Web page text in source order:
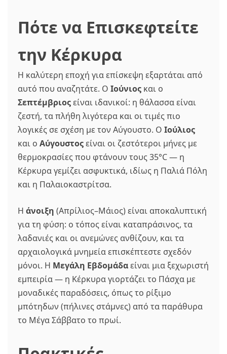
Πότε να Επισκεφτείτε
την Κέρκυρα
Η καλύτερη εποχή για επίσκεψη εξαρτάται από
αυτό που αναζητάτε. Ο Ιούνιος και ο
Σεπτέμβριοςείναι ιδανικοί: η θάλασσα είναι
ζεστή, τα πλήθη λιγότερα και οι τιμές πιο
λογικές σε σχέση με τον Αύγουστο. Ο Ιούλιος
και ο Αύγουστοςείναι οι ζεστότεροι μήνες με
θερμοκρασίες που φτάνουν τους 35°C — η
Κέρκυρα γεμίζει ασφυκτικά, ιδίως η Παλιά Πόλη
και η Παλαιοκαστρίτσα.
Η άνοιξη (Απρίλιος–Μάιος) είναι αποκαλυπτική
για τη φύση: ο τόπος είναι καταπράσινος, τα
λαδανιές και οι ανεμώνες ανθίζουν, και τα
αρχαιολογικά μνημεία επισκέπτεστε σχεδόν
μόνοι. Η Μεγάλη Εβδομάδαείναι μια ξεχωριστή
εμπειρία — η Κέρκυρα γιορτάζει το Πάσχα με
μοναδικές παραδόσεις, όπως το ρίξιμο
μπότηδων (πήλινες στάμνες) από τα παράθυρα
το Μέγα Σάββατο το πρωί.